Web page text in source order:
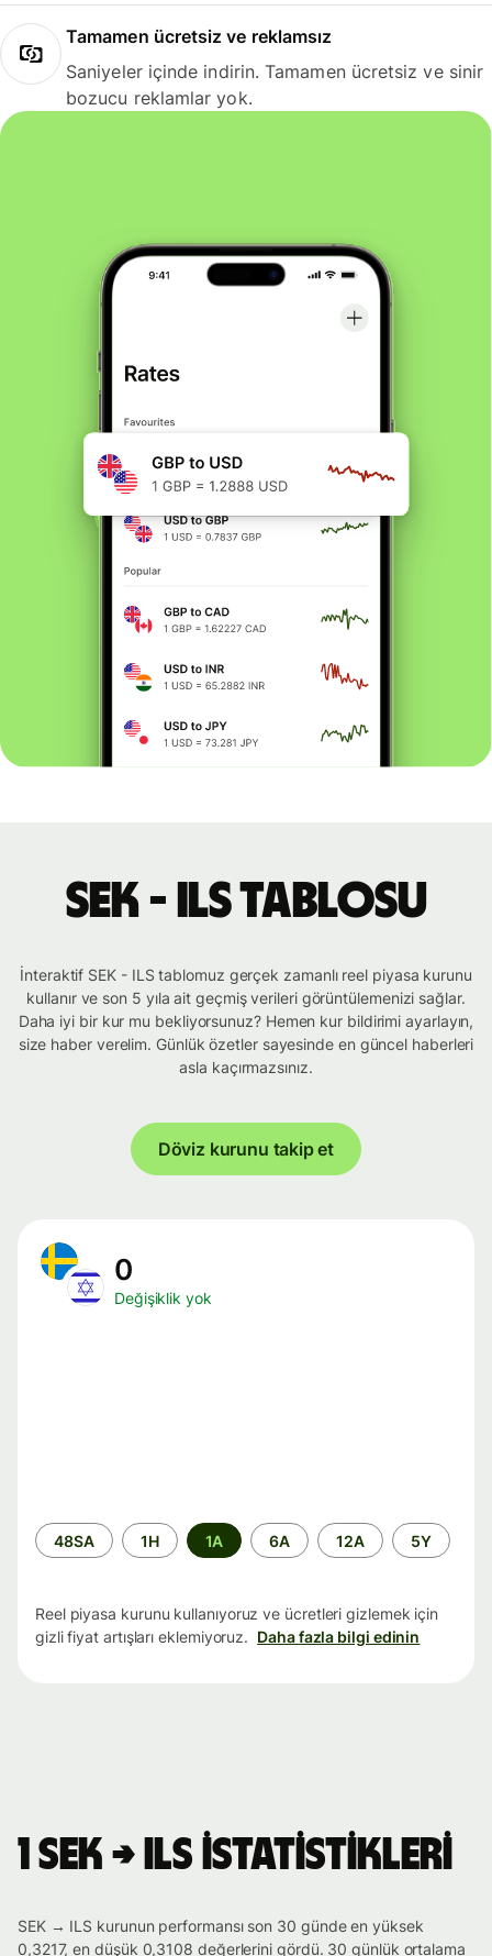
Tamamen ücretsiz ve reklamsız
Saniyeler içinde indirin. Tamamen ücretsiz ve sinir
bozucu reklamlar yok.
SEK - ILS tablosu
İnteraktif SEK - ILS tablomuz gerçek zamanlı reel piyasa kurunu
kullanır ve son 5 yıla ait geçmiş verileri görüntülemenizi sağlar.
Daha iyi bir kur mu bekliyorsunuz? Hemen kur bildirimi ayarlayın,
size haber verelim. Günlük özetler sayesinde en güncel haberleri
asla kaçırmazsınız.
Döviz kurunu takip et
0
Değişiklik yok
Zaman
aralığı
48SA 1H 1A 6A 12A 5Y
Reel piyasa kurunu kullanıyoruz ve ücretleri gizlemek için
gizli fiyat artışları eklemiyoruz. Daha fazla bilgi edinin
1 SEK → ILS istatistikleri
SEK → ILS kurunun performansı son 30 günde en yüksek
0,3217, en düşük 0,3108 değerlerini gördü. 30 günlük ortalama